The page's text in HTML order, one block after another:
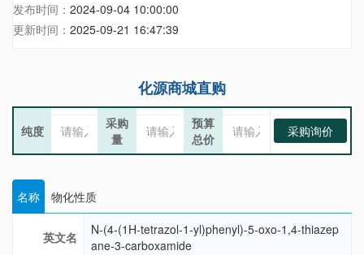
发布时间： 2024-09-04 10:00:00
更新时间： 2025-09-21 16:47:39
化源商城直购
纯度
采购
量
预算
总价
采购询价
名称 物化性质
英文名
N-(4-(1H-tetrazol-1-yl)phenyl)-5-oxo-1,4-thiazep
ane-3-carboxamide